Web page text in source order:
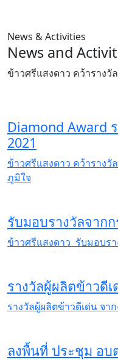
News & Activities
News and
ข้าวศรีแสงดาว คว้ารางวั
Diamond Award
2021
ข้าวศรีแสงดาว คว้ารางวั
ภูมิใจ
รับมอบรางวัลจา
ข้าวศรีแสงดาว รับมอบร
รางวัลผู้ผลิตข้าวดี
รางวัลผู้ผลิตข้าวดีเด่น จา
ลงพื้นที่ ประชุม อ